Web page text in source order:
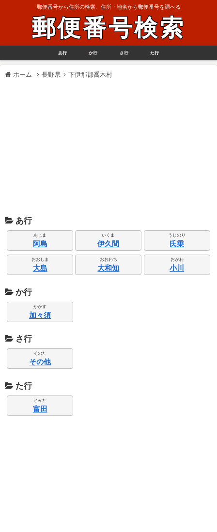
郵便番号から住所の検索、住所・地名から郵便番号を調べる
郵便番号検索
あ行 か行 さ行 た行
ホーム 長野県 下伊那郡喬木村
あ行
あじま
阿島
いくま
伊久間
うじのり
氏乗
おおしま
大島
おおわち
大和知
おがわ
小川
か行
かかす
加々須
さ行
そのた
その他
た行
とみだ
富田